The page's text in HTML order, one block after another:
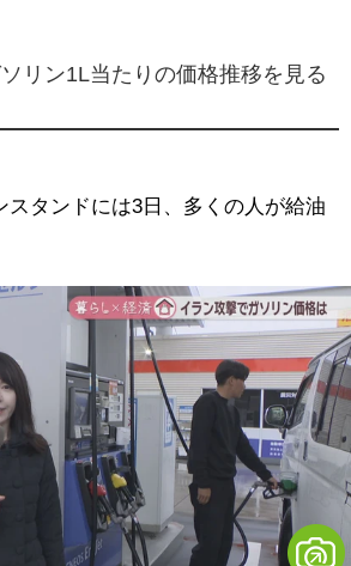
リン1L当たりの価格推移を見る
タンドには3日、多くの人が給油